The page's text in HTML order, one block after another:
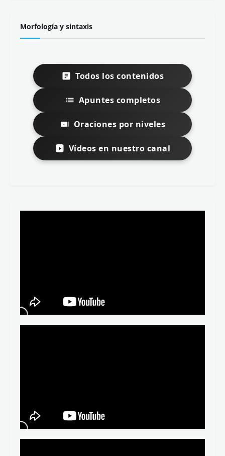
Morfología y sintaxis
Todos los contenidos
Apuntes completos
Oraciones por niveles
Vídeos en nuestro canal